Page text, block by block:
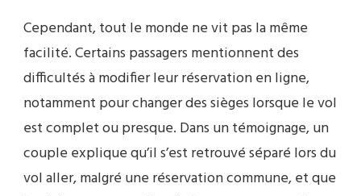
Cependant, tout le monde ne vit pas la même
facilité. Certains passagers mentionnent des
difficultés à modifier leur réservation en ligne,
notamment pour changer des sièges lorsque le vol
est complet ou presque. Dans un témoignage, un
couple explique qu’il s’est retrouvé séparé lors du
vol aller, malgré une réservation commune, et que